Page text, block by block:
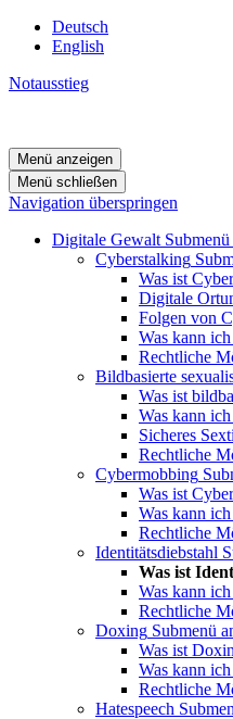
Deutsch
English
Notausstieg
Menü anzeigen
Menü schließen
Navigation überspringen
Digitale Gewalt
Cyberstalking
Was ist
Digitale
Folgen von
Was kann
Rechtliche
Bildbasierte
Was ist
Was kann
Sicheres
Rechtliche
Cybermobbing
Was ist
Was kann
Rechtliche
Identitätsdiebstahl
Was ist
Was kann
Rechtliche
Doxing Submenü
Was ist
Was kann
Rechtliche
Hatespeech